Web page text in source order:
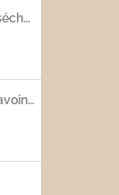
Tapenade de tomates séchées
Porridge aux flocons d’avoine avec les fruits frais